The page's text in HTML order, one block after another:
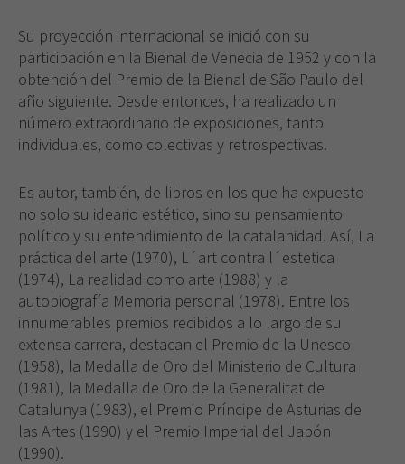
Su proyección internacional se inició con su
participación en la Bienal de Venecia de 1952 y con la
obtención del Premio de la Bienal de São Paulo del
año siguiente. Desde entonces, ha realizado un
número extraordinario de exposiciones, tanto
individuales, como colectivas y retrospectivas.
Es autor, también, de libros en los que ha expuesto
no solo su ideario estético, sino su pensamiento
político y su entendimiento de la catalanidad. Así, La
práctica del arte (1970), L´art contra l´estetica
(1974), La realidad como arte (1988) y la
autobiografía Memoria personal (1978). Entre los
innumerables premios recibidos a lo largo de su
extensa carrera, destacan el Premio de la Unesco
(1958), la Medalla de Oro del Ministerio de Cultura
(1981), la Medalla de Oro de la Generalitat de
Catalunya (1983), el Premio Príncipe de Asturias de
las Artes (1990) y el Premio Imperial del Japón
(1990).